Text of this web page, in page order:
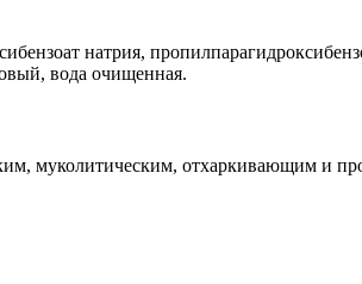
натрия,
вода очищенная.
муколитическим, отхаркивающим и